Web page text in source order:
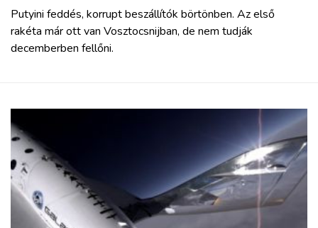
Putyini feddés, korrupt beszállítók börtönben. Az első
rakéta már ott van Vosztocsnijban, de nem tudják
decemberben fellőni.